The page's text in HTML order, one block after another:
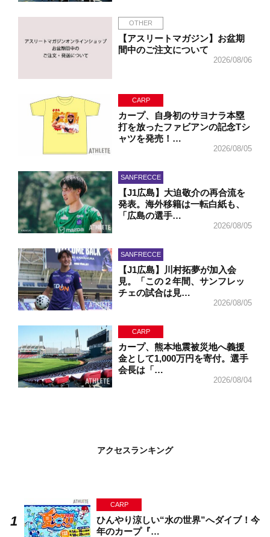
OTHER
【アスリートマガジン】お盆期
間中のご注文について
2026/08/06
CARP
カープ、自身初のサヨナラ本塁
打を放ったファビアンの記念Tシ
ャツを発売！…
2026/08/05
SANFRECCE
【J1広島】大迫敬介の再合流を
発表。海外移籍は一転白紙も、
「広島の選手…
2026/08/05
SANFRECCE
【J1広島】川村拓夢が加入会
見。「この２年間、サンフレッ
チェの試合は見…
2026/08/05
CARP
カープ、熊本地震被災地へ義援
金として1,000万円を寄付。選手
会長は「…
2026/08/04
アクセスランキング
CARP
ひんやり涼しい“水の世界”へダイブ！今
年のカープ『…